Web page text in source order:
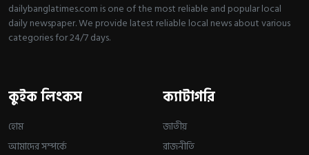
dailybanglatimes.com is one of the most reliable and popular local
daily newspaper. We provide latest reliable local news about various
categories for 24/7 days.
কুইক লিংকস
হোম
আমাদের সম্পর্কে
ক্যাটাগরি
জাতীয়
রাজনীতি